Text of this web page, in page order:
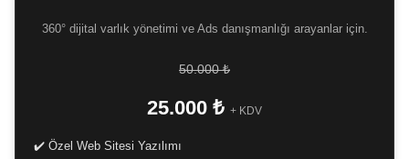
360° dijital varlık yönetimi ve Ads danışmanlığı arayanlar için.
50.000 ₺
25.000 ₺ + KDV
✔️ Özel Web Sitesi Yazılımı